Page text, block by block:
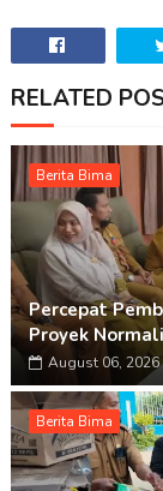
RELATED
Berita Bima
Percepat
Proyek
August 06, 2026
Berita Bima